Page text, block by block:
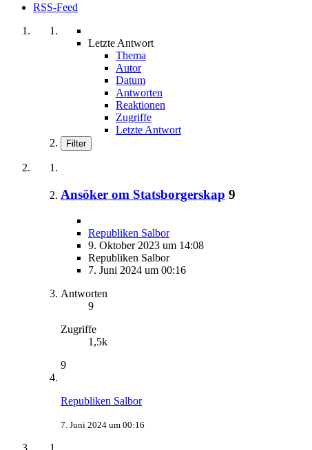
RSS-Feed
Letzte Antwort
Thema
Autor
Datum
Antworten
Reaktionen
Zugriffe
Letzte Antwort
Filter
Ansöker om Statsborgerskap 9
Republiken Salbor
9. Oktober 2023 um 14:08
Republiken Salbor
7. Juni 2024 um 00:16
Antworten
9
Zugriffe
1,5k
9
Republiken Salbor
7. Juni 2024 um 00:16